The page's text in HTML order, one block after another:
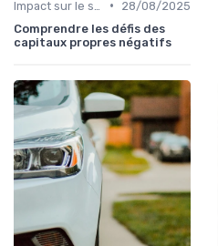
•
28/08/2025
Comprendre les défis des
capitaux propres négatifs